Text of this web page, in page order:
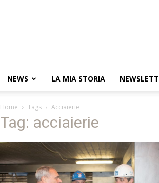
NEWS LA MIA STORIA
Home Tags Acciaierie
Tag: acciaierie